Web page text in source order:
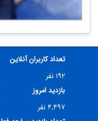
تعداد کاربران آنلاین
۱۹۲ نفر
بازدید امروز
۴,۴۹۷ نفر